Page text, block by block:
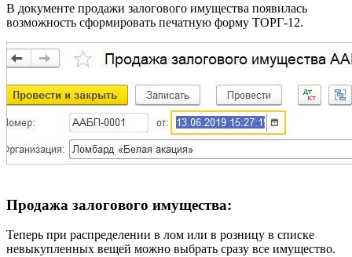
В документе продажи залогового имущества появилась
возможность сформировать печатную форму ТОРГ-12.
Продажа залогового имущества:
Теперь при распределении в лом или в розницу в списке
невыкупленных вещей можно выбрать сразу все имущество.